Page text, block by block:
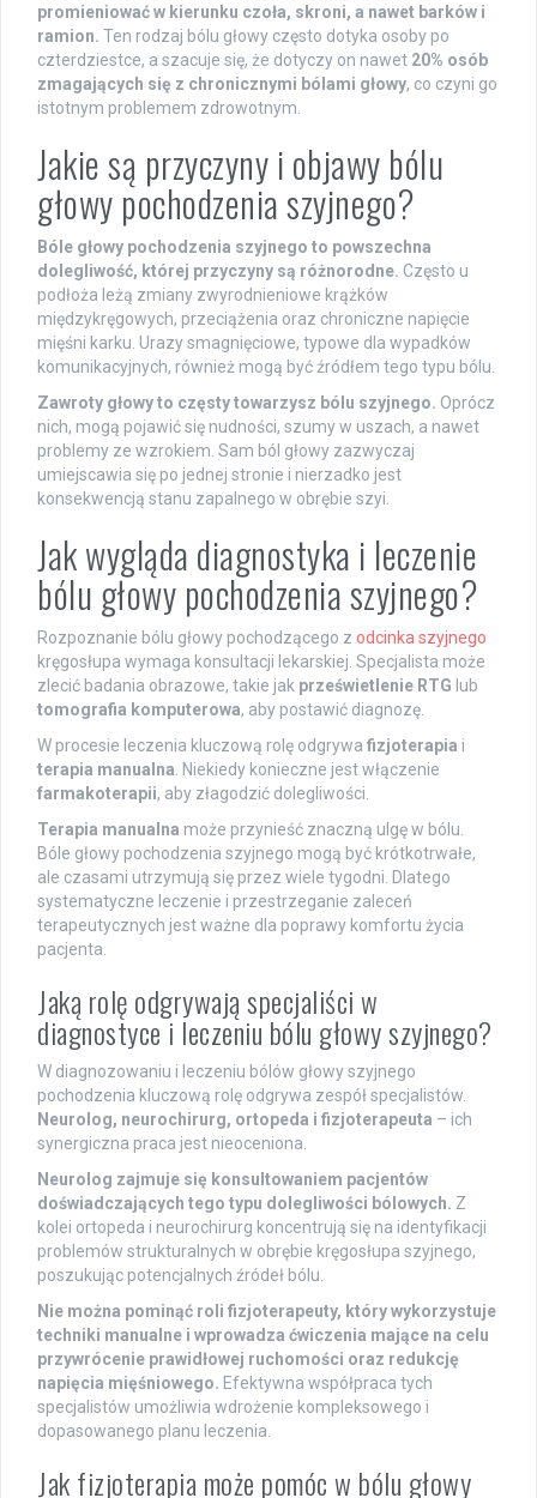
promieniować w kierunku czoła, skroni, a nawet barków i
ramion. Ten rodzaj bólu głowy często dotyka osoby po
czterdziestce, a szacuje się, że dotyczy on nawet 20% osób
zmagających się z chronicznymi bólami głowy, co czyni go
istotnym problemem zdrowotnym.
Jakie są przyczyny i objawy bólu
głowy pochodzenia szyjnego?
Bóle głowy pochodzenia szyjnego to powszechna
dolegliwość, której przyczyny są różnorodne. Często u
podłoża leżą zmiany zwyrodnieniowe krążków
międzykręgowych, przeciążenia oraz chroniczne napięcie
mięśni karku. Urazy smagnięciowe, typowe dla wypadków
komunikacyjnych, również mogą być źródłem tego typu bólu.
Zawroty głowy to częsty towarzysz bólu szyjnego. Oprócz
nich, mogą pojawić się nudności, szumy w uszach, a nawet
problemy ze wzrokiem. Sam ból głowy zazwyczaj
umiejscawia się po jednej stronie i nierzadko jest
konsekwencją stanu zapalnego w obrębie szyi.
Jak wygląda diagnostyka i leczenie
bólu głowy pochodzenia szyjnego?
Rozpoznanie bólu głowy pochodzącego z odcinka szyjnego
kręgosłupa wymaga konsultacji lekarskiej. Specjalista może
zlecić badania obrazowe, takie jak prześwietlenie RTG lub
tomografia komputerowa, aby postawić diagnozę.
W procesie leczenia kluczową rolę odgrywa fizjoterapia i
terapia manualna. Niekiedy konieczne jest włączenie
farmakoterapii, aby złagodzić dolegliwości.
Terapia manualna może przynieść znaczną ulgę w bólu.
Bóle głowy pochodzenia szyjnego mogą być krótkotrwałe,
ale czasami utrzymują się przez wiele tygodni. Dlatego
systematyczne leczenie i przestrzeganie zaleceń
terapeutycznych jest ważne dla poprawy komfortu życia
pacjenta.
Jaką rolę odgrywają specjaliści w
diagnostyce i leczeniu bólu głowy szyjnego?
W diagnozowaniu i leczeniu bólów głowy szyjnego
pochodzenia kluczową rolę odgrywa zespół specjalistów.
Neurolog, neurochirurg, ortopeda i fizjoterapeuta – ich
synergiczna praca jest nieoceniona.
Neurolog zajmuje się konsultowaniem pacjentów
doświadczających tego typu dolegliwości bólowych. Z
kolei ortopeda i neurochirurg koncentrują się na identyfikacji
problemów strukturalnych w obrębie kręgosłupa szyjnego,
poszukując potencjalnych źródeł bólu.
Nie można pominąć roli fizjoterapeuty, który wykorzystuje
techniki manualne i wprowadza ćwiczenia mające na celu
przywrócenie prawidłowej ruchomości oraz redukcję
napięcia mięśniowego. Efektywna współpraca tych
specjalistów umożliwia wdrożenie kompleksowego i
dopasowanego planu leczenia.
Jak fizjoterapia może pomóc w bólu głowy